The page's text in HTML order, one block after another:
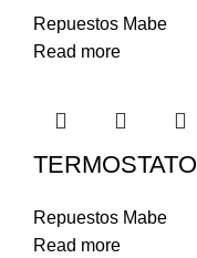
Repuestos Mabe
Read more
TERMOSTATO
Repuestos Mabe
Read more